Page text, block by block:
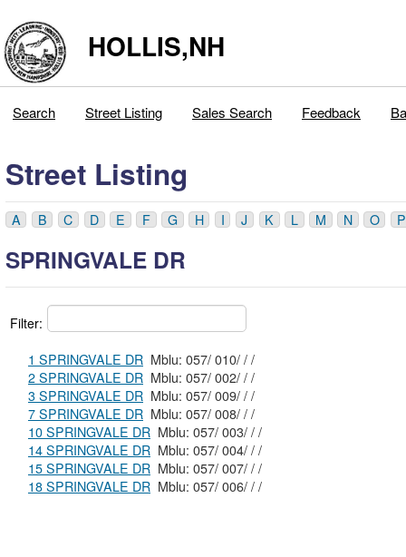
HOLLIS,NH
Search Street Listing Sales Search Feedback
Street Listing
A B C D E F G H I J K L M N O P
SPRINGVALE DR
Filter:
1 SPRINGVALE DR
Mblu: 057/ 010/ / /
2 SPRINGVALE DR
Mblu: 057/ 002/ / /
3 SPRINGVALE DR
Mblu: 057/ 009/ / /
7 SPRINGVALE DR
Mblu: 057/ 008/ / /
10 SPRINGVALE DR
Mblu: 057/ 003/ / /
14 SPRINGVALE DR
Mblu: 057/ 004/ / /
15 SPRINGVALE DR
Mblu: 057/ 007/ / /
18 SPRINGVALE DR
Mblu: 057/ 006/ / /